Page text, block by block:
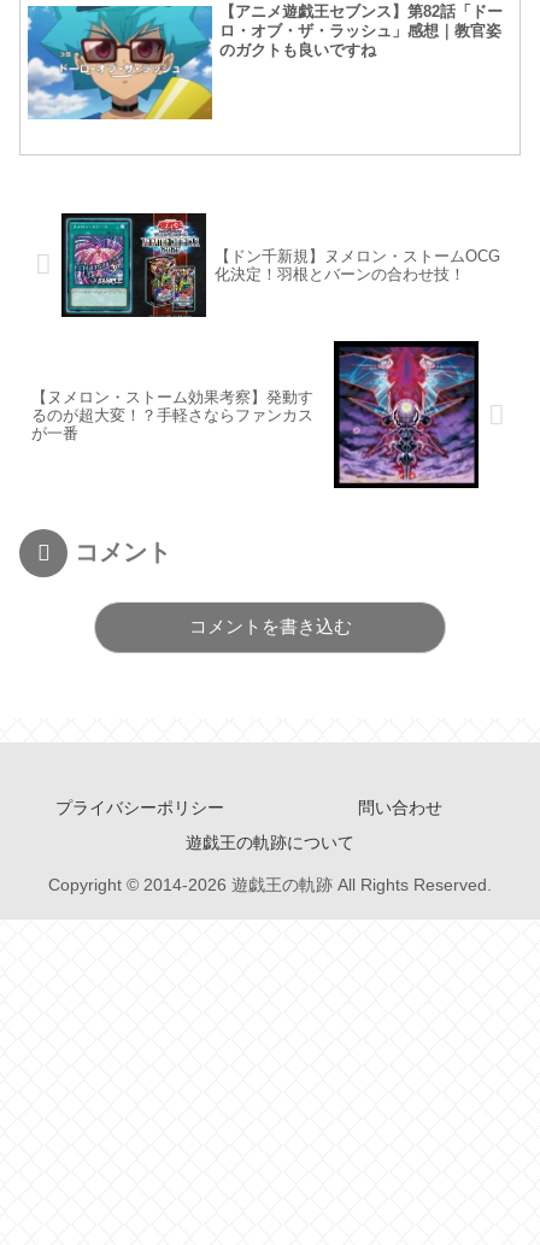
【アニメ遊戯王セブンス】第82話「ドー
ロ・オブ・ザ・ラッシュ」感想｜教官姿
のガクトも良いですね
【ドン千新規】ヌメロン・ストームOCG
化決定！羽根とバーンの合わせ技！
【ヌメロン・ストーム効果考察】発動す
るのが超大変！？手軽さならファンカス
が一番
コメント
コメントを書き込む
プライバシーポリシー
問い合わせ
遊戯王の軌跡について
Copyright © 2014-2026 遊戯王の軌跡 All Rights Reserved.